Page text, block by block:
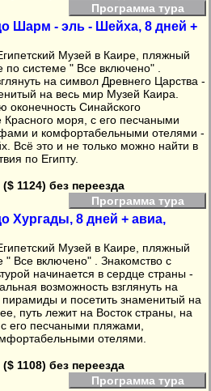
Программа тура
Шарм - эль - Шейха, 8 дней +
Музей в Каире, пляжный
системе " Все включено" .
на символ Древнего Царства -
на весь мир Музей Каира.
оконечность Синайского
Красного моря, с его песчаными
и комфортабельными отелями -
Всё это и не только можно найти в
по Египту.
1124) без переезда
Программа тура
Хургады, 8 дней + авиа,
Музей в Каире, пляжный
" Все включено" . Знакомство с
начинается в сердце страны -
возможность взглянуть на
и посетить знаменитый на
путь лежит на Восток страны, на
его песчаными пляжами,
отелями.
1108) без переезда
Программа тура